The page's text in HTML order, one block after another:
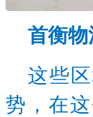
首衡
这些
势，在